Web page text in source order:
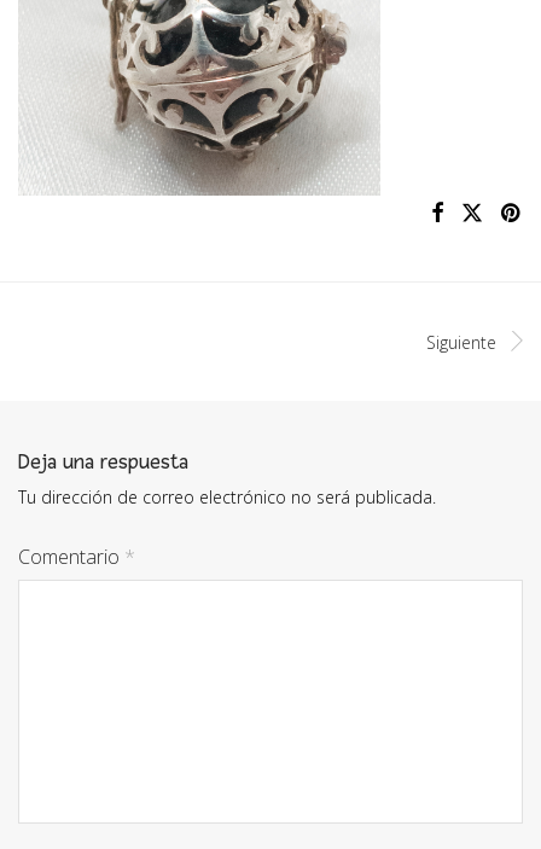
Siguiente
Deja una respuesta
Tu dirección de correo electrónico no será publicada.
Comentario *